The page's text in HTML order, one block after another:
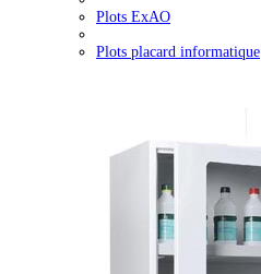
Plots ExAO
Plots placard informatique